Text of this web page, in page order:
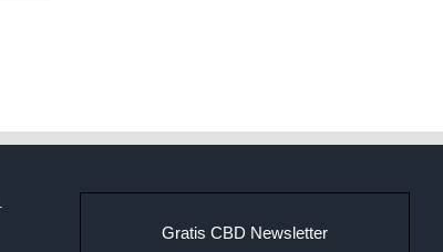
Gratis CBD Newsletter